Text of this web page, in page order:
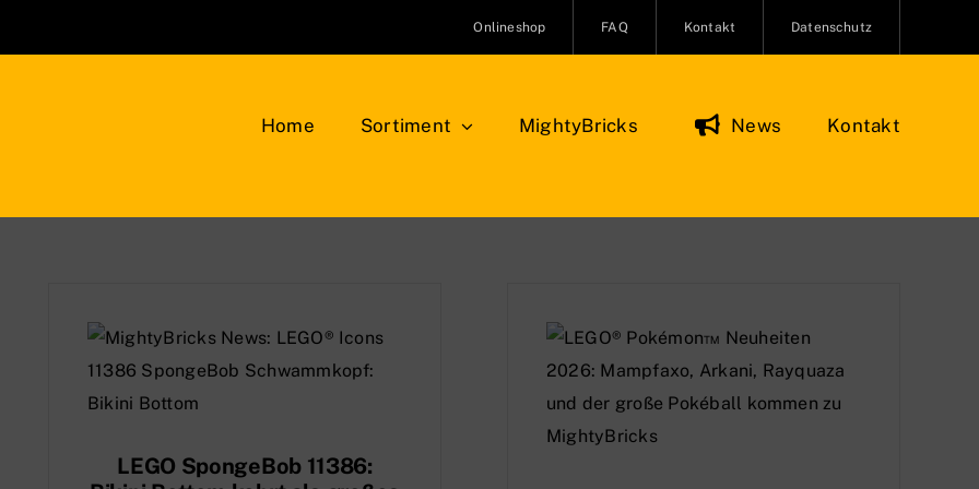
Onlineshop FAQ Kontakt Datenschutz
Home Sortiment MightyBricks News Kontakt
LEGO SpongeBob 11386: